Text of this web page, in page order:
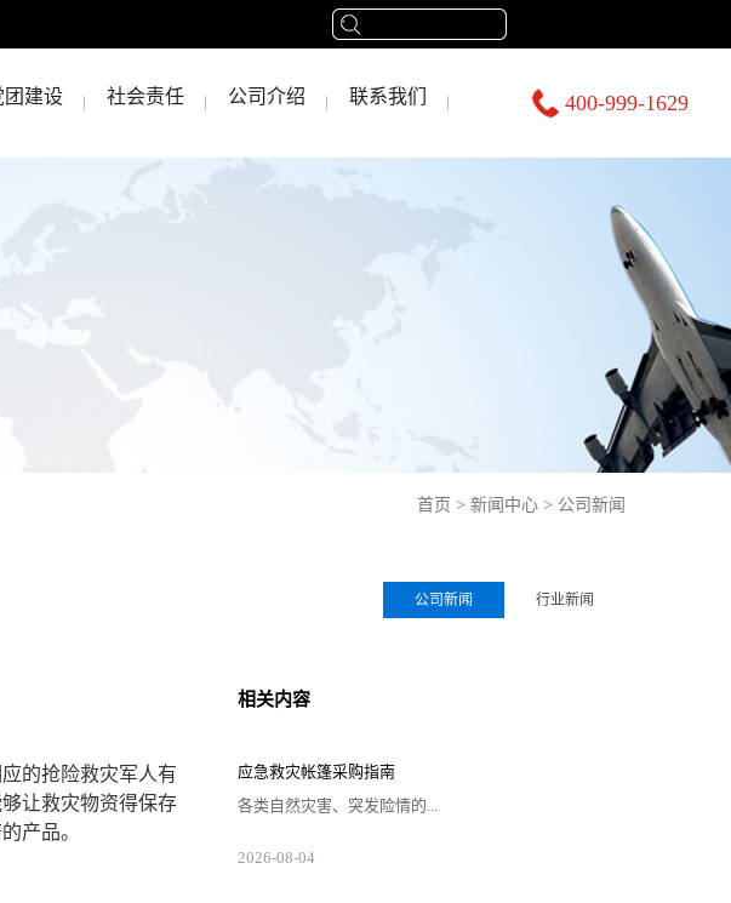
团建设 社会责任 公司介绍 联系我们 400-999-1629
首页 > 新闻中心 > 公司新闻
公司新闻 行业新闻
的抢险救灾军人有
让救灾物资得保存
产品。
相关内容
应急救灾帐篷采购指南
各类自然灾害、突发险情的...
2026-08-04